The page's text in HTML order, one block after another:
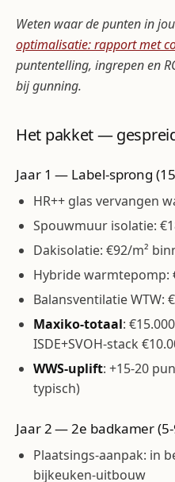
Weten waar de punten in
optimalisatie: rapport met
puntentelling, ingrepen en
bij gunning.
Het pakket —
Jaar 1 — Label-sprong
HR++ glas vervangen
Spouwmuur isolatie:
Dakisolatie: €92/m²
Hybride warmtepomp:
Balansventilatie WTW:
Maxiko-totaal:
ISDE+SVOH-stack
WWS-uplift: +15-20
typisch)
Jaar 2 — 2e badkamer
Plaatsings-aanpak: in
bijkeuken-uitbouw